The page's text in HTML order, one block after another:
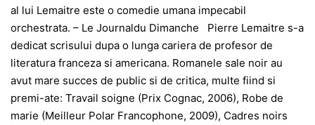
al lui Lemaitre este o comedie umana impecabil
orchestrata. – Le Journaldu Dimanche Pierre Lemaitre s-a
dedicat scrisului dupa o lunga cariera de profesor de
literatura franceza si americana. Romanele sale noir au
avut mare succes de public si de critica, multe fiind si
premi-ate: Travail soigne (Prix Cognac, 2006), Robe de
marie (Meilleur Polar Francophone, 2009), Cadres noirs